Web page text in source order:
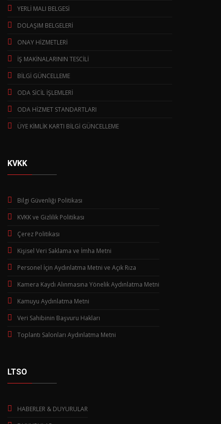
YERLİ MALI BELGESİ
DOLAŞIM BELGELERİ
ONAY HİZMETLERİ
İŞ MAKİNALARININ TESCİLİ
BİLGİ GÜNCELLEME
ODA SİCİL İŞLEMLERİ
ODA HİZMET STANDARTLARI
ÜYE KİMLİK KARTI BİLGİ GÜNCELLEME
KVKK
Bilgi Güvenliği Politikası
KVKK ve Gizlilik Politikası
Çerez Politikası
Kişisel Veri Saklama ve İmha Metni
Personel İçin Aydınlatma Metni ve Açık Rıza
Kamera Kaydı Alınmasına Yönelik Aydınlatma Metni
Kamuyu Aydınlatma Metni
Veri Sahibinin Başvuru Hakları
Toplantı Salonları Aydınlatma Metni
LTSO
HABERLER & DUYURULAR